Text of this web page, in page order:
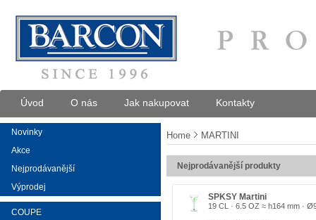
Úvod O nás Jak nakupovat Kontakty
Novinky
Akce
Nejprodávanější
Výprodej
COUPE
Home MARTINI
Nejprodávanější produkty
SPKSY Martini
19 CL · 6.5 OZ ≈ h164 mm ·